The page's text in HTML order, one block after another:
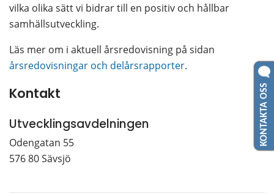
vilka olika sätt vi bidrar till en positiv och hållbar
samhällsutveckling.
årsredovisningar och delårsrapporter.
Kontakt
Utvecklingsavdelningen
Odengatan 55
576 80 Sävsjö
KONTAKTA OSS